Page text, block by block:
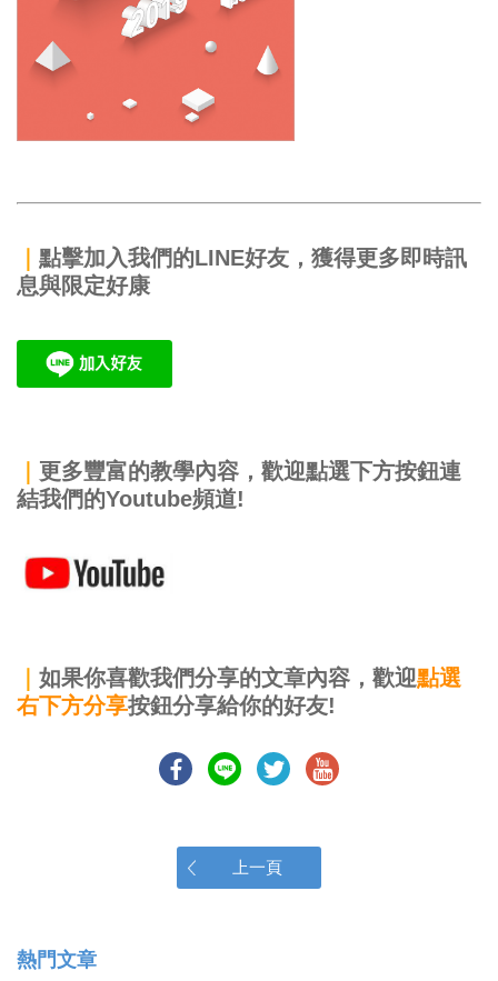
點擊加入我們的LINE好友，獲得更多即時訊
息與限定好康
更多豐富的教學內容，歡迎點選下方按鈕連
結我們的Youtube頻道!
如果你喜歡我們分享的文章內容，歡迎點選
右下方分享按鈕分享給你的好友!
上一頁
熱門文章